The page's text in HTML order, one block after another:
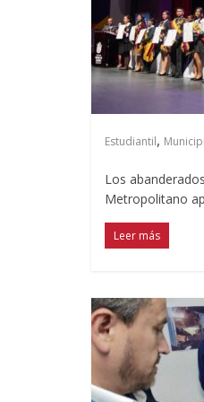
Estudiantil,
Los
Metropolitano
Leer más